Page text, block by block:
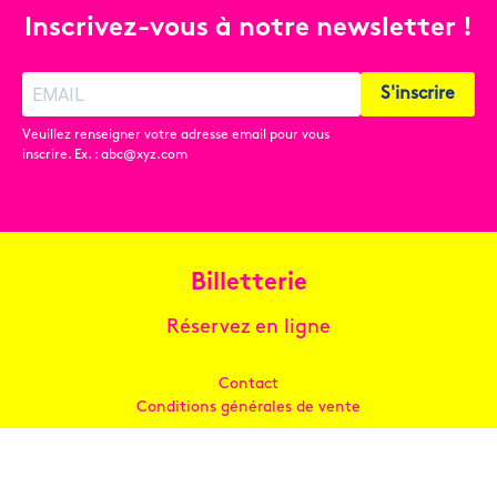
Inscrivez-vous à notre newsletter !
Veuillez renseigner votre adresse email pour vous
inscrire. Ex. : abc@xyz.com
S'inscrire
Billetterie
Réservez en ligne
Contact
Conditions générales de vente